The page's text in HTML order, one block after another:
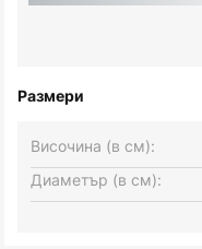
Размери
Височина (в см):
Диаметър (в см):